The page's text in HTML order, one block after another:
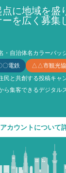
点に地域を盛
を広く募集
・自治体名カラーバッ
〇電鉄
△△市観光
民と共創する投稿キャ
ら集客できるデジタル
カウントについて